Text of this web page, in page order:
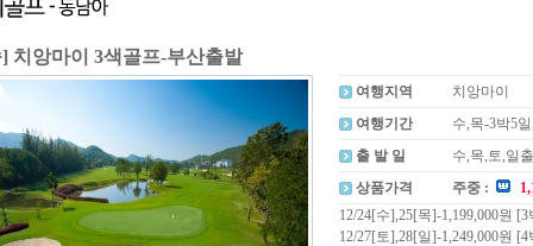
치앙마이 3색골프-부산출발
여행지역
치앙마이
여행기간
수,목-3박5
출 발 일
수,목,토,일
상품가격
주중 :
12/24[수],25[목]-1,199,000원
12/27[토],28[일]-1,249,000원